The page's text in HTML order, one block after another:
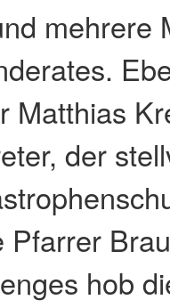
mehrere
Matthias
der
Pfarrer
hob